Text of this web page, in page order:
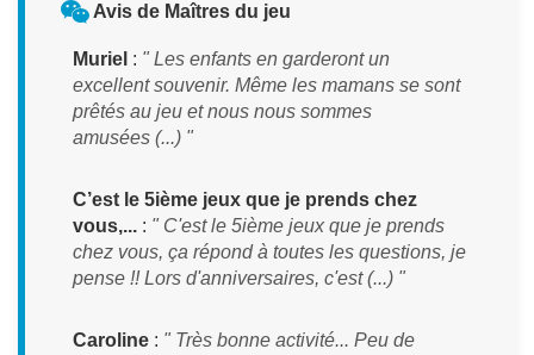
Avis de Maîtres du jeu
Muriel : " Les enfants en garderont un
excellent souvenir. Même les mamans se sont
prêtés au jeu et nous nous sommes
amusées (...) "
C’est le 5ième jeux que je prends chez
vous,... : " C'est le 5ième jeux que je prends
chez vous, ça répond à toutes les questions, je
pense !! Lors d'anniversaires, c'est (...) "
Caroline : " Très bonne activité... Peu de